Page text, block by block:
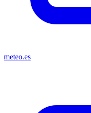
meteo.es